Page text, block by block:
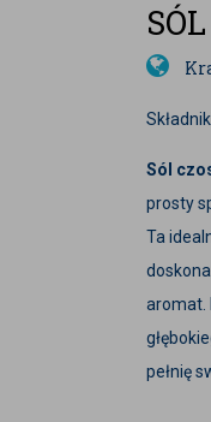
Sól
prosty
Ta
aromat.
pełnię